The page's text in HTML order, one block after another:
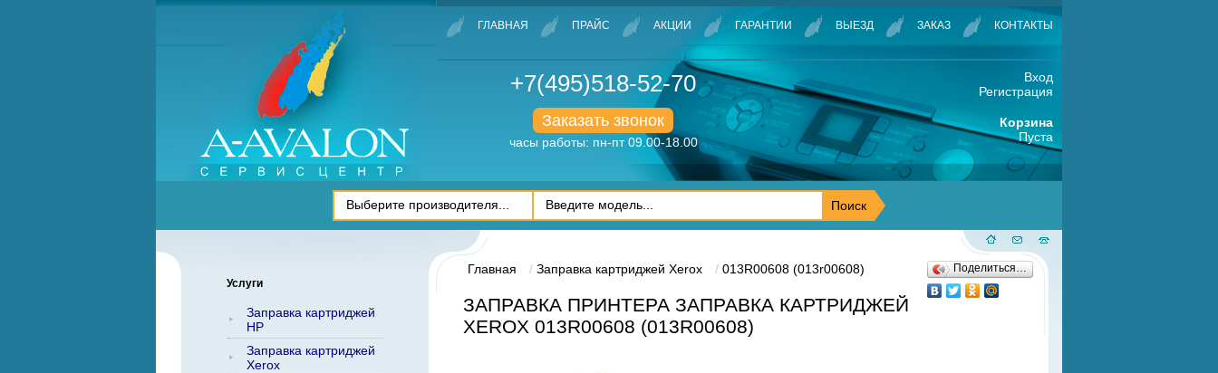
ГЛАВНАЯ ПРАЙС АКЦИИ ГАРАНТИИ ВЫЕЗД ЗАКАЗ КОНТАКТЫ
+7(495)518-52-70
Заказать звонок
часы работы: пн-пт 09.00-18.00
Вход
Регистрация
Корзина
Пуста
Услуги
Заправка картриджей
HP
Заправка картриджей
Xerox
Главная Заправка картриджей Xerox 013R00608 (013r00608)
ЗАПРАВКА ПРИНТЕРА ЗАПРАВКА КАРТРИДЖЕЙ
XEROX 013R00608 (013R00608)
Поделиться…